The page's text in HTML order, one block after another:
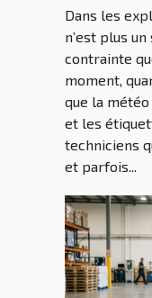
Dans les
n’est plus
contrainte
moment,
que la
et les
techniciens
et parfois...